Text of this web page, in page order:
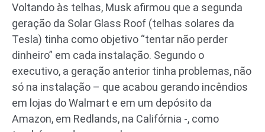
Voltando às telhas, Musk afirmou que a segunda
geração da Solar Glass Roof (telhas solares da
Tesla) tinha como objetivo “tentar não perder
dinheiro” em cada instalação. Segundo o
executivo, a geração anterior tinha problemas, não
só na instalação – que acabou gerando incêndios
em lojas do Walmart e em um depósito da
Amazon, em Redlands, na Califórnia -, como